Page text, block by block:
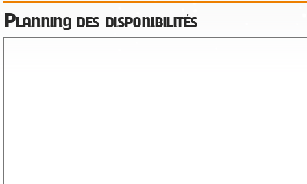
Planning des disponibilités